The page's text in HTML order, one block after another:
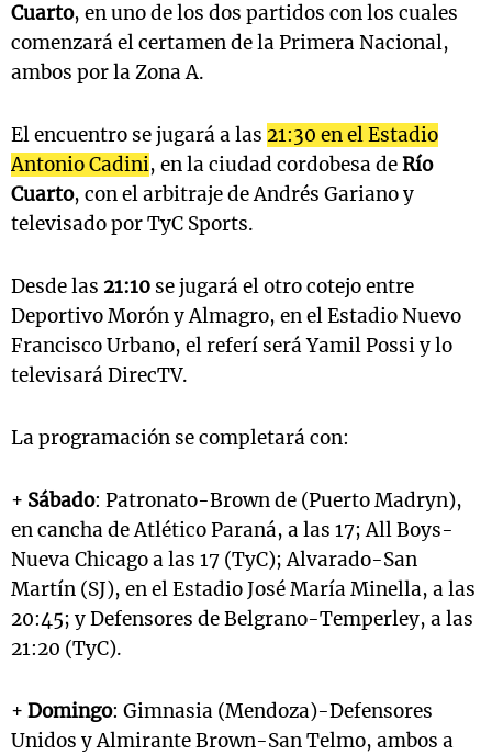
Cuarto, en uno de los dos partidos con los cuales
comenzará el certamen de la Primera Nacional,
ambos por la Zona A.
El encuentro se jugará a las 21:30 en el Estadio
Antonio Cadini, en la ciudad cordobesa deRío
Cuarto, con el arbitraje de Andrés Gariano y
televisado por TyC Sports.
Desde las 21:10 se jugará el otro cotejo entre
Deportivo Morón y Almagro, en el Estadio Nuevo
Francisco Urbano, el referí será Yamil Possi y lo
televisará DirecTV.
La programación se completará con:
+ Sábado: Patronato-Brown de (Puerto Madryn),
en cancha de Atlético Paraná, a las 17; All Boys-
Nueva Chicago a las 17 (TyC); Alvarado-San
Martín (SJ), en el Estadio José María Minella, a las
20:45; y Defensores de Belgrano-Temperley, a las
21:20 (TyC).
+ Domingo: Gimnasia (Mendoza)-Defensores
Unidos y Almirante Brown-San Telmo, ambos a